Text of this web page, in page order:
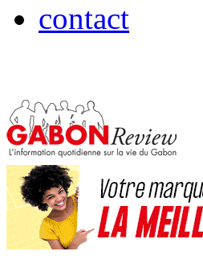
contact